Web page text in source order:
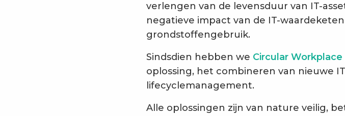
verlengen van de levensduur van IT-
negatieve impact van de IT-
grondstoffengebruik.
Sindsdien hebben we Circular Workplace
oplossing, het combineren van nieuwe
lifecyclemanagement.
Alle oplossingen zijn van nature veilig,